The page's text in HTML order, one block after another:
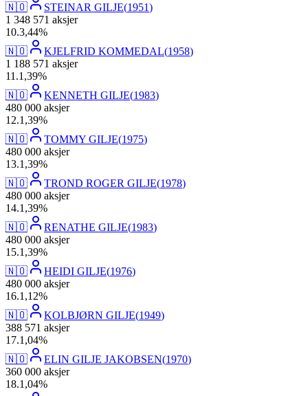
🇳🇴
STEINAR GILJE(1951)
1 348 571 aksjer
10.3,44%
🇳🇴
KJELFRID KOMMEDAL(1958)
1 188 571 aksjer
11 .1,39%
🇳🇴
KENNETH GILJE(1983)
480 000 aksjer
12.1,39%
🇳🇴
TOMMY GILJE(1975)
480 000 aksjer
13.1,39%
🇳🇴
TROND ROGER GILJE(1978)
480 000 aksjer
14.1,39%
🇳🇴
RENATHE GILJE(1983)
480 000 aksjer
15.1,39%
🇳🇴
HEIDI GILJE(1976)
480 000 aksjer
16.1,12%
🇳🇴
KOLBJØRN GILJE(1949)
388 571 aksjer
17.1,04%
🇳🇴
ELIN GILJE JAKOBSEN(1970)
360 000 aksjer
18.1,04%